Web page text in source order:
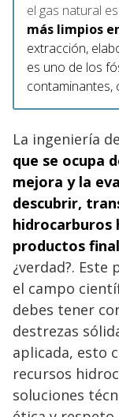
el gas natural es
más limpios
extracción,
es uno de los
contaminantes,
La ingeniería
que se ocupa
mejora y la
descubrir,
hidrocarburos
productos
¿verdad?.
el campo
debes tener
destrezas
aplicada, esto
recursos
soluciones